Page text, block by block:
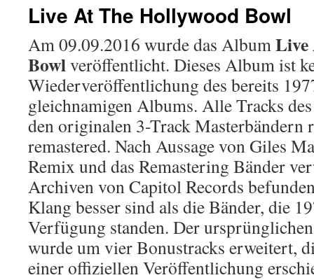
Live At The Hollywood Bowl
Am 09.09.2016 wurde das AlbumLive
Bowlveröffentlicht. Dieses Album ist
Wiederveröffentlichung des bereits
gleichnamigen Albums. Alle Tracks
den originalen 3-Track Masterbändern
remastered. Nach Aussage von Giles
Remix und das Remastering Bänder
Archiven von Capitol Records
Klang besser sind als die Bänder, die
Verfügung standen. Der
wurde um vier Bonustracks erweitert,
einer offiziellen Veröffentlichung